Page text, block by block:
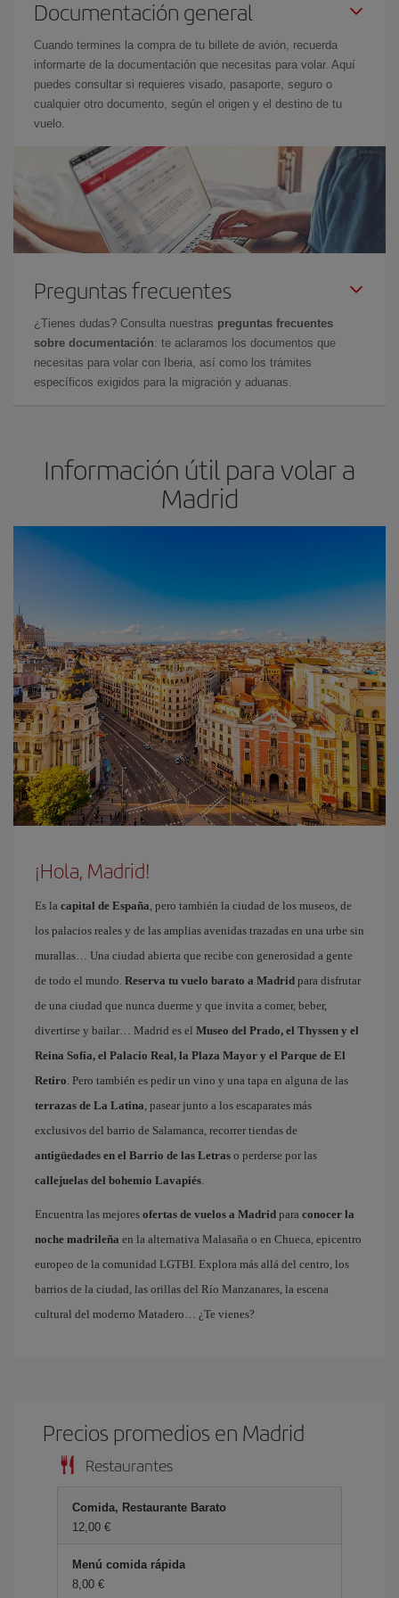
Documentación general
Cuando termines la compra de tu billete de avión, recuerda
informarte de la documentación que necesitas para volar. Aquí
puedes consultar si requieres visado, pasaporte, seguro o
cualquier otro documento, según el origen y el destino de tu
vuelo.
Preguntas frecuentes
¿Tienes dudas? Consulta nuestras preguntas frecuentes
sobre documentación: te aclaramos los documentos que
necesitas para volar con Iberia, así como los trámites
específicos exigidos para la migración y aduanas.
Información útil para volar a
Madrid
¡Hola, Madrid!
Es la capital de España, pero también la ciudad de los museos, de
los palacios reales y de las amplias avenidas trazadas en una urbe sin
murallas… Una ciudad abierta que recibe con generosidad a gente
de todo el mundo. Reserva tu vuelo barato a Madrid para disfrutar
de una ciudad que nunca duerme y que invita a comer, beber,
divertirse y bailar… Madrid es el Museo del Prado, el Thyssen y el
Reina Sofía, el Palacio Real, la Plaza Mayor y el Parque de El
Retiro. Pero también es pedir un vino y una tapa en alguna de las
terrazas de La Latina, pasear junto a los escaparates más
exclusivos del barrio de Salamanca, recorrer tiendas de
antigüedades en el Barrio de las Letras o perderse por las
callejuelas del bohemio Lavapiés.
Encuentra las mejores ofertas de vuelos a Madrid para conocer la
noche madrileña en la alternativa Malasaña o en Chueca, epicentro
europeo de la comunidad LGTBI. Explora más allá del centro, los
barrios de la ciudad, las orillas del Río Manzanares, la escena
cultural del moderno Matadero… ¿Te vienes?
Precios promedios en Madrid
Restaurantes
Comida, Restaurante Barato
12,00 €
Menú comida rápida
8,00 €